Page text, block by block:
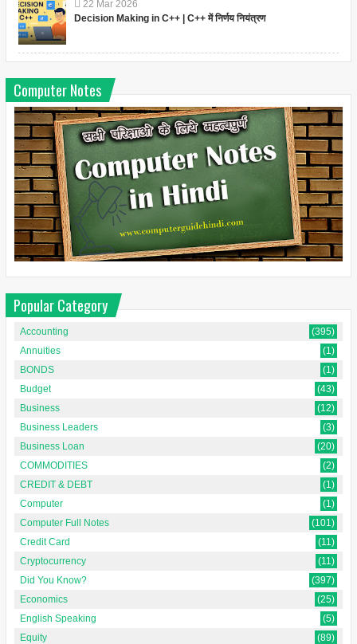
22 Mar 2026
Decision Making in C++ | C++ में निर्णय नियंत्रण
Computer Notes
Popular Category
Accounting
(395)
Annuities
(1)
BONDS
(1)
Budget
(43)
Business
(12)
Business Leaders
(3)
Business Loan
(20)
COMMODITIES
(2)
CREDIT & DEBT
(1)
Computer
(1)
Computer Full Notes
(101)
Credit Card
(11)
Cryptocurrency
(11)
Did You Know?
(397)
Economics
(25)
English Speaking
(5)
Equity
(89)